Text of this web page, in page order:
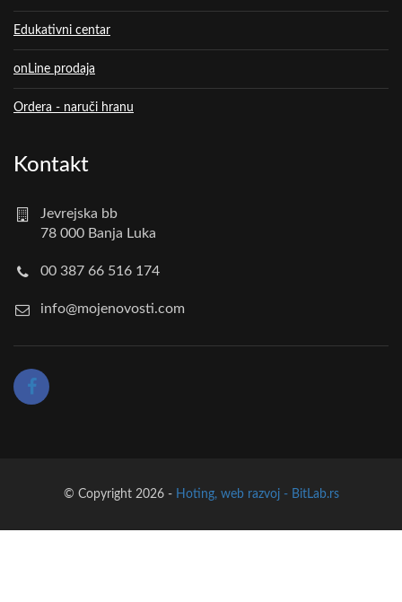
Edukativni centar
onLine prodaja
Ordera - naruči hranu
Kontakt
Jevrejska bb
78 000 Banja Luka
00 387 66 516 174
info@mojenovosti.com
© Copyright 2026 - Hoting, web razvoj - BitLab.rs